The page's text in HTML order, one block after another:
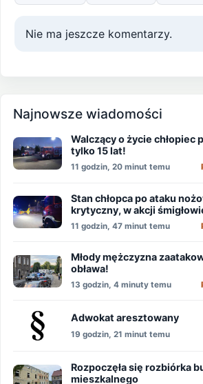
Nie ma jeszcze komentarzy.
Najnowsze wiadomości
Walczący o życie chłopiec
tylko 15 lat!
11 godzin, 20 minut temu
Stan chłopca po ataku
krytyczny, w akcji
11 godzin, 47 minut temu
Młody mężczyzna
obława!
13 godzin, 4 minuty temu
Adwokat aresztowany
19 godzin, 21 minut temu
Rozpoczęła się rozbiórka
mieszkalnego